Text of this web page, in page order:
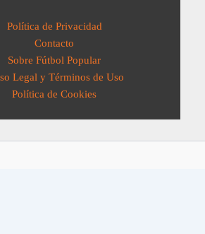
Política de Privacidad
Contacto
Sobre Fútbol Popular
Legal y Términos de Uso
Política de Cookies